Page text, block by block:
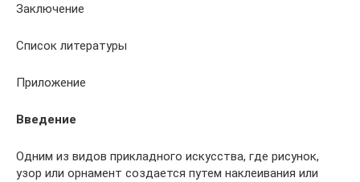
Заключение
Список литературы
Приложение
Введение
Одним из видов прикладного искусства, где рисунок,
узор или орнамент создается путем наклеивания или